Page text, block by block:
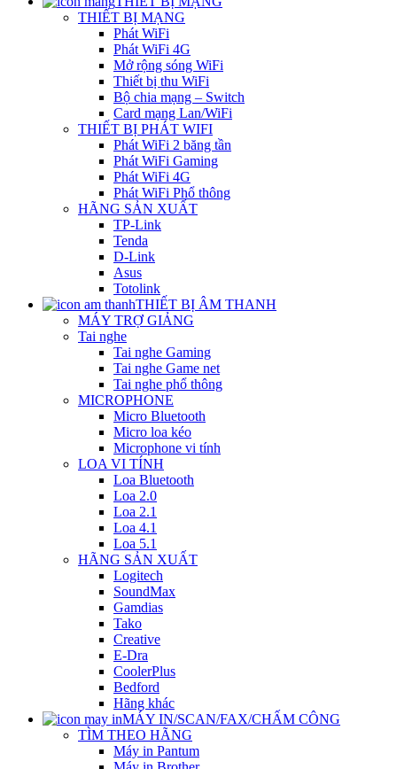
THIẾT BỊ MẠNG
Phát WiFi
Phát WiFi 4G
Mở rộng sóng WiFi
Thiết bị thu WiFi
Bộ chia mạng – Switch
Card mạng Lan/WiFi
THIẾT BỊ PHÁT WIFI
Phát WiFi 2 băng tần
Phát WiFi Gaming
Phát WiFi 4G
Phát WiFi Phổ thông
HÃNG SẢN XUẤT
TP-Link
Tenda
D-Link
Asus
Totolink
THIẾT BỊ ÂM THANH
MÁY TRỢ GIẢNG
Tai nghe
Tai nghe Gaming
Tai nghe Game net
Tai nghe phổ thông
MICROPHONE
Micro Bluetooth
Micro loa kéo
Microphone vi tính
LOA VI TÍNH
Loa Bluetooth
Loa 2.0
Loa 2.1
Loa 4.1
Loa 5.1
HÃNG SẢN XUẤT
Logitech
SoundMax
Gamdias
Tako
Creative
E-Dra
CoolerPlus
Bedford
Hãng khác
MÁY IN/SCAN/FAX/CHẤM CÔNG
TÌM THEO HÃNG
Máy in Pantum